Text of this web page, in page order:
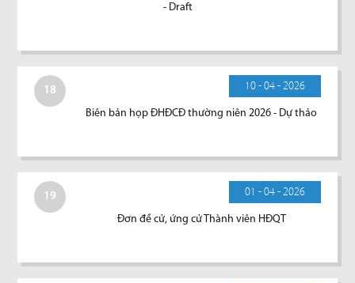
- Draft
18 10 - 04 - 2026
Biên bản họp ĐHĐCĐ thường niên 2026 - Dự thảo
19 01 - 04 - 2026
Đơn đề cử, ứng cử Thành viên HĐQT